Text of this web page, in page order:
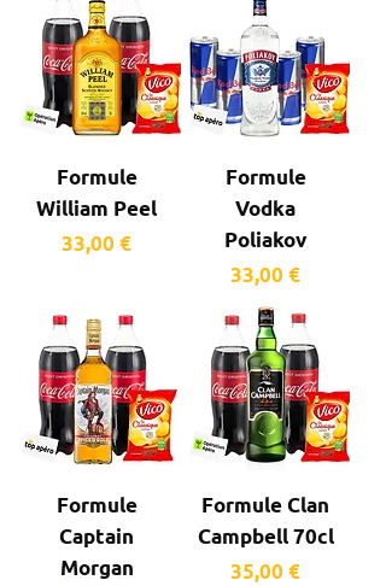
Formule
William Peel
Prix
33,00 €
Formule
Vodka
Poliakov
Prix
33,00 €
Formule
Captain
Morgan
Formule Clan
Campbell 70cl
Prix
35,00 €